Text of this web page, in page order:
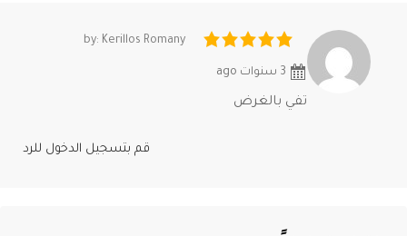
by: Kerillos Romany
تفي بالغرض
قم بتسجيل الدخول للرد